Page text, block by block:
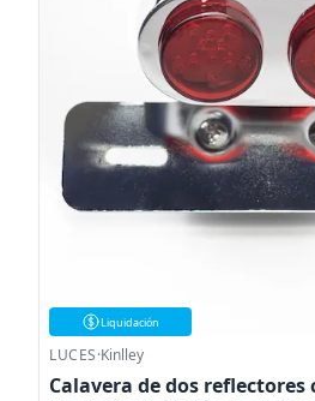
Liquidación
LUCES·Kinlley
Calavera de dos